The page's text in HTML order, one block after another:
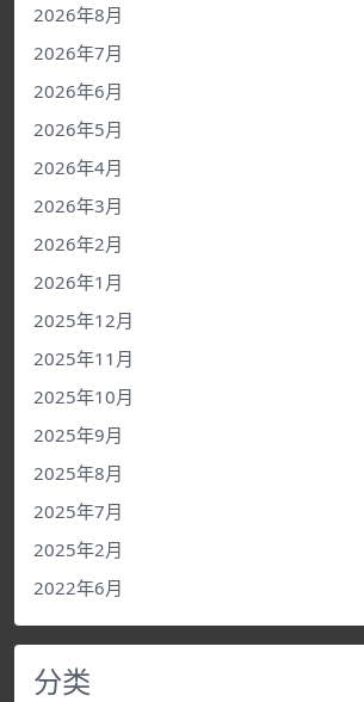
2026年8月
2026年7月
2026年6月
2026年5月
2026年4月
2026年3月
2026年2月
2026年1月
2025年12月
2025年11月
2025年10月
2025年9月
2025年8月
2025年7月
2025年2月
2022年6月
分类